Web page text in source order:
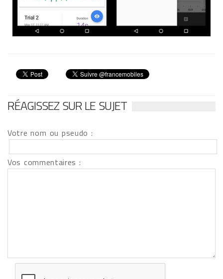
RÉAGISSEZ SUR LE SUJET
Votre nom ou pseudo :
Vos commentaires :